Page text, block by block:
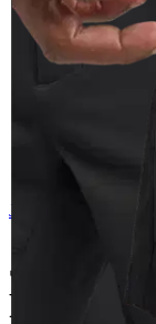
Jack Wolfskin
Jack
Prelight